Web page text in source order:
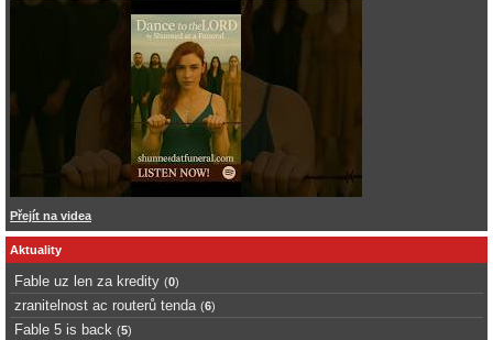
Přejít na videa
Aktuality
Fable uz len za kredity (0)
zranitelnost ac routerů tenda (6)
Fable 5 is back (5)